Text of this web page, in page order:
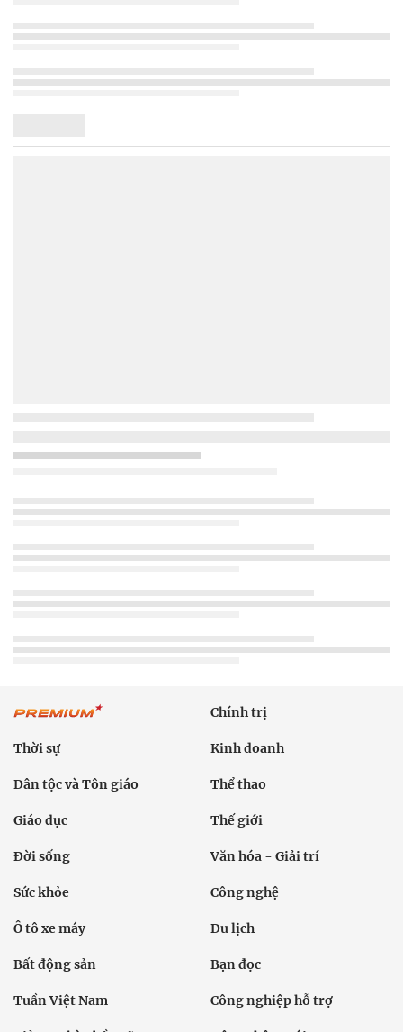
Chính trị
Thời sự Kinh doanh
Dân tộc và Tôn giáo Thể thao
Giáo dục Thế giới
Đời sống Văn hóa - Giải trí
Sức khỏe Công nghệ
Ô tô xe máy Du lịch
Bất động sản Bạn đọc
Tuần Việt Nam Công nghiệp hỗ trợ